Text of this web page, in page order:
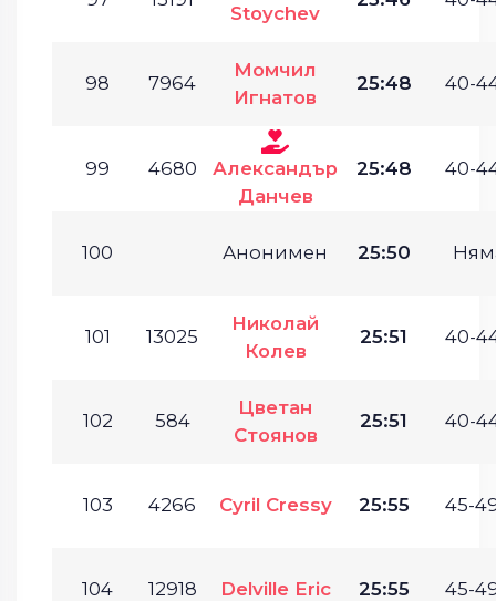
Stoychev
98 7964
Момчил
Игнатов
25:48 40-
99 4680
Александър
Данчев
25:48 40-
100 Анонимен 25:50
101 13025
Николай
Колев
25:51 40-
102 584
Цветан
Стоянов
25:51 40-
103 4266 Cyril Cressy 25:55 45-
104 12918 Delville Eric 25:55 45-